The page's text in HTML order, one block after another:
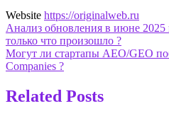
Website https://originalweb.ru
Навигация
по
записям
Анализ обновления в июне 2025
только что произошло ?
Могут ли стартапы AEO/GEO
Companies ?
Related Posts